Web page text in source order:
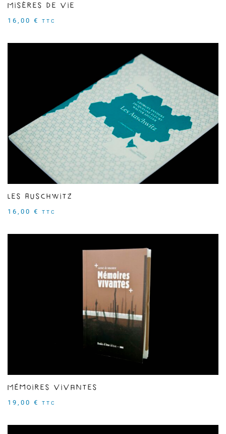
Misères de vie
16,00 € TTC
Les Auschwitz
16,00 € TTC
Mémoires vivantes
19,00 € TTC